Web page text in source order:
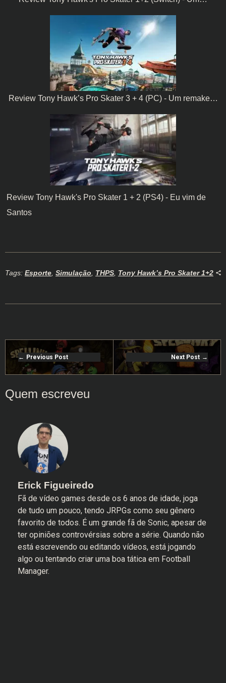
Review Tony Hawk’s Pro Skater 3 + 4 (PC) - Um remake…
Review Tony Hawk's Pro Skater 1 + 2 (PS4) - Eu vim de
Santos
Tags: Esporte Simulação THPS Tony Hawk’s Pro Skater 1+2
Previous Post Next Post
Erick Figueiredo
Fã de vídeo games desde os 6 anos de idade, joga
de tudo um pouco, tendo JRPGs como seu gênero
favorito de todos. É um grande fã de Sonic, apesar de
ter opiniões controvérsias sobre a série. Quando não
está escrevendo ou editando vídeos, está jogando
algo ou tentando criar uma boa tática em Football
Manager.